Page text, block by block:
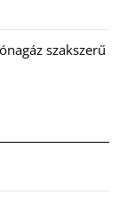
szakszerű